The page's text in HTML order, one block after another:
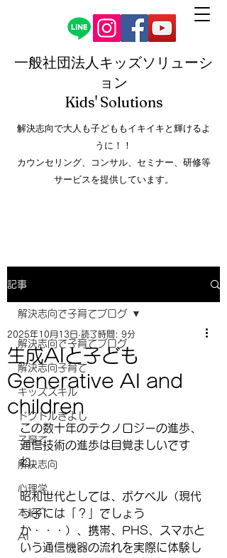
一般社団法人キッズソリューシ
ョン
Kids' Solutions
解決志向で大人も子どももイキイキと輝けるよ
うに！！
カウンセリング、コンサル、セミナー、研修等
サービスを提供しています。
記事
解決志向で子育てブログ
解決志向子育て
キッズスキル
ドクトルきよし
子育て
解決志向
心理学
本紹介
AI
解決志向で子育てブログ
生成AIと子ども
Generative AI and
children
2025年10月13日 読了時間: 9分
この数十年のテクノロジーの進歩、
通信技術の進歩は目覚ましいです
ね。
昭和世代としては、ポケベル（現代
っ子には「？」でしょう
か・・・）、携帯、PHS、スマホと
いう通信機器の流れを実際に体験し